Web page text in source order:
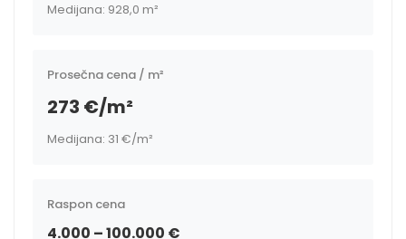
Medijana: 928,0 m²
Prosečna cena / m²
273 €/m²
Medijana: 31 €/m²
Raspon cena
4.000 – 100.000 €